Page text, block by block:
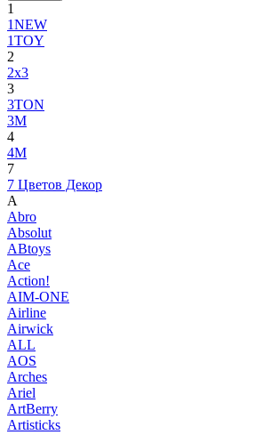
1
1NEW
1TOY
2
2x3
3
3TON
3М
4
4M
7
7 Цветов Декор
A
Abro
Absolut
ABtoys
Ace
Action!
AIM-ONE
Airline
Airwick
ALL
AOS
Arches
Ariel
ArtBerry
Artisticks